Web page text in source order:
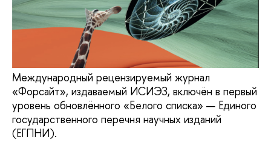
Международный рецензируемый журнал
«Форсайт», издаваемый ИСИЭЗ, включён в первый
уровень обновлённого «Белого списка» — Единого
государственного перечня научных изданий
(ЕГПНИ).